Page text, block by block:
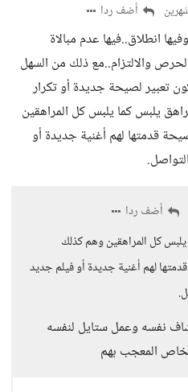
أضف ردا
انطلاق..فيها عدم مبالاة
والالتزام..مع ذلك من السهل
تعبير لصيحة جديدة أو تكرار
يلبس كما يلبس كل المراهقين
قدمتها لهم أغنية جديدة أو
أضف ردا
كل المراهقين وهم كذلك
لهم أغنية جديدة أو فيلم جديد
نفسه وعمل ستايل لنفسه
المعجب بهم